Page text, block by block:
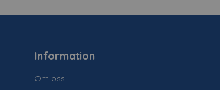
Information
Om oss